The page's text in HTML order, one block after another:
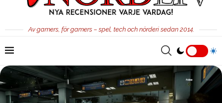
Av gamers, för gamers – spel, tech och nörderi sedan 2014.